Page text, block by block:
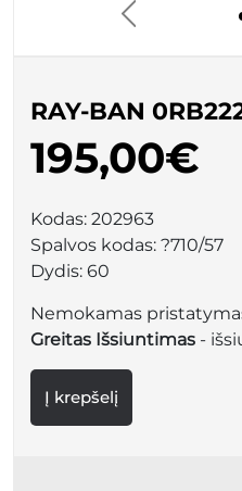
RAY-BAN
195,00€
Kodas: 202963
Spalvos kodas: ?710/57
Dydis: 60
Nemokamas
Greitas Išsiuntimas -
Į krepšelį